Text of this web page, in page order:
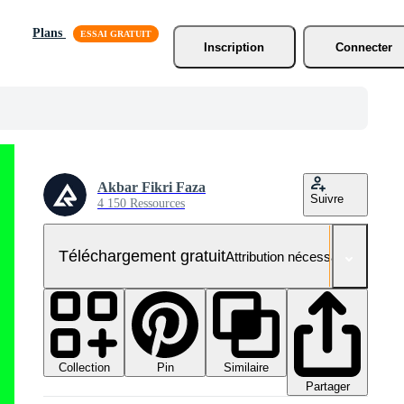
Plans
Inscription
Connecter
Akbar Fikri Faza
4 150 Ressources Suivre
Téléchargement gratuitAttribution nécessaire
Collection Pin
Similaire
Partager